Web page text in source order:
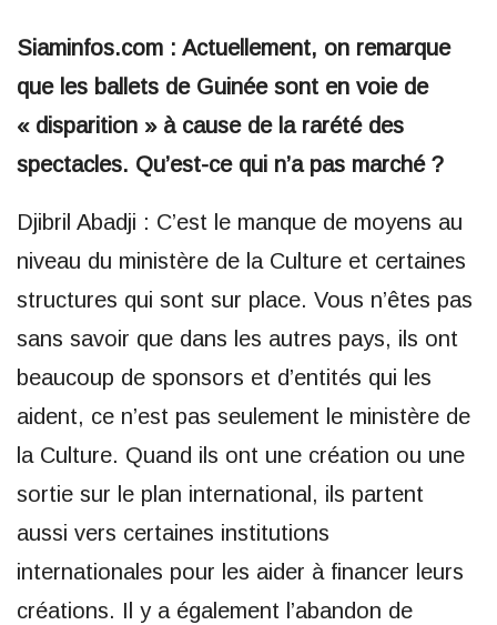
Siaminfos.com : Actuellement, on remarque
que les ballets de Guinée sont en voie de
« disparition » à cause de la rarété des
spectacles. Qu’est-ce qui n’a pas marché ?
Djibril Abadji : C’est le manque de moyens au
niveau du ministère de la Culture et certaines
structures qui sont sur place. Vous n’êtes pas
sans savoir que dans les autres pays, ils ont
beaucoup de sponsors et d’entités qui les
aident, ce n’est pas seulement le ministère de
la Culture. Quand ils ont une création ou une
sortie sur le plan international, ils partent
aussi vers certaines institutions
internationales pour les aider à financer leurs
créations. Il y a également l’abandon de